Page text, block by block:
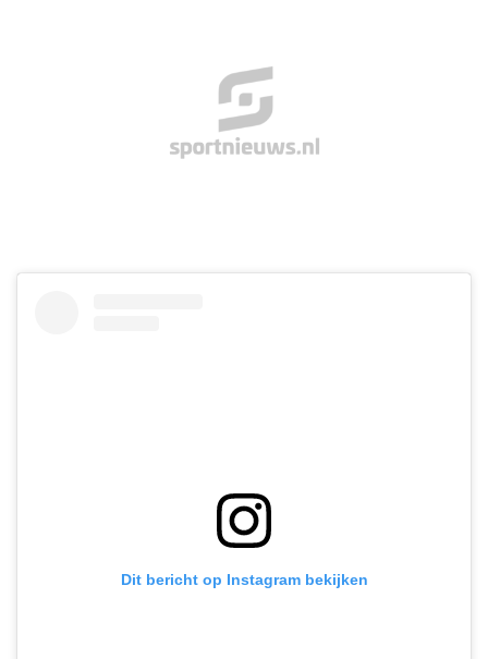
Dit bericht op Instagram bekijken